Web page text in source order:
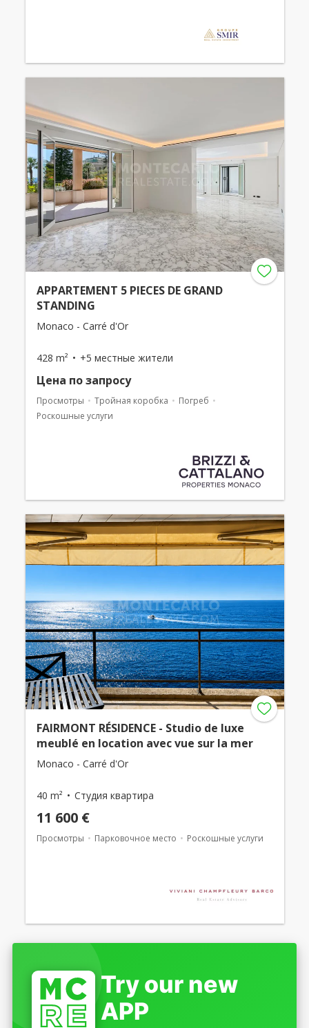
APPARTEMENT 5 PIECES DE GRAND
STANDING
Monaco - Carré d'Or
428 m² +5 местные жители
Цена по запросу
Просмотры Тройная коробка
Погреб
Роскошные услуги
FAIRMONT RÉSIDENCE - Studio de luxe
meublé en location avec vue sur la mer
Monaco - Carré d'Or
40 m² Студия квартира
11 600 €
Просмотры Парковочное место Роскошные услуги
Try our new
APP